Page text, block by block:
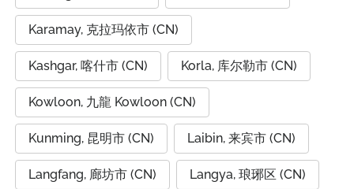
Karamay, 克拉玛依市 (CN)
Kashgar, 喀什市 (CN) Korla, 库尔勒市 (CN)
Kowloon, 九龍 Kowloon (CN)
Kunming, 昆明市 (CN) Laibin, 来宾市 (CN)
Langfang, 廊坊市 (CN) Langya, 琅琊区 (CN)